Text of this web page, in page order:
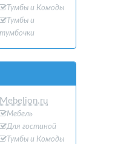
Тумбы и Комоды
Тумбы и
тумбочки
Mebelion.ru
Мебель
Для гостиной
Тумбы и Комоды